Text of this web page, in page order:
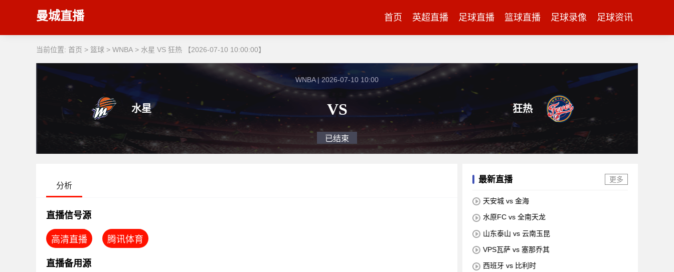
曼城直播 首页 英超直播 足球直播 篮球直播 足球录像 足球资讯
当前位置: 首页 > 篮球 > WNBA > 水星 VS 狂热 【2026-07-10 10:00:00】
水星
WNBA | 2026-07-10 10:00
VS
已结束
狂热
分析
直播信号源
高清直播 腾讯体育
直播备用源
最新直播 更多
天安城 vs 金海
水原FC vs 全南天龙
山东泰山 vs 云南玉昆
VPS瓦萨 vs 塞那乔其
西班牙 vs 比利时